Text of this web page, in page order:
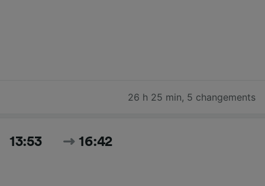
26 h 25 min, 5 changements
13:53 16:42